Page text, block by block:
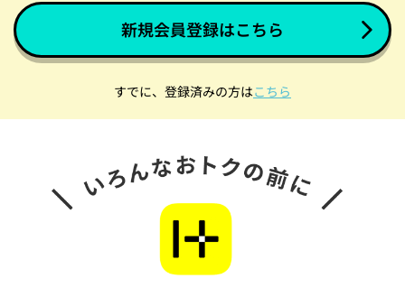
新規会員登録はこちら
すでに、登録済みの方はこちら